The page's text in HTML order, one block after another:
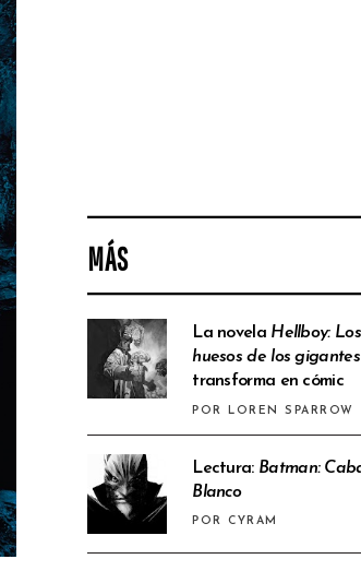
MÁS
La novela Hellboy: Los
huesos de los gigantes
transforma en cómic
POR LOREN SPARROW
Lectura: Batman:
Blanco
POR CYRAM